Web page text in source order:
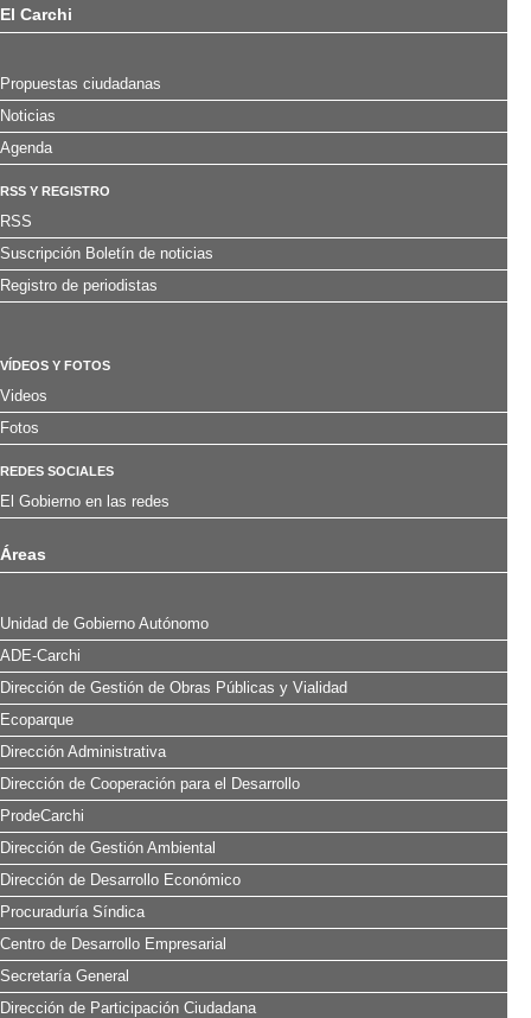
El Carchi
Propuestas ciudadanas
Noticias
Agenda
RSS Y REGISTRO
RSS
Suscripción Boletín de noticias
Registro de periodistas
VÍDEOS Y FOTOS
Videos
Fotos
REDES SOCIALES
El Gobierno en las redes
Áreas
Unidad de Gobierno Autónomo
ADE-Carchi
Dirección de Gestión de Obras Públicas y Vialidad
Ecoparque
Dirección Administrativa
Dirección de Cooperación para el Desarrollo
ProdeCarchi
Dirección de Gestión Ambiental
Dirección de Desarrollo Económico
Procuraduría Síndica
Centro de Desarrollo Empresarial
Secretaría General
Dirección de Participación Ciudadana